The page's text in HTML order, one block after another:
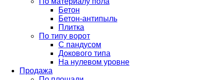
Бетон
Бетон-антипыль
Плитка
По типу ворот
С пандусом
Докового типа
На нулевом уровне
Продажа